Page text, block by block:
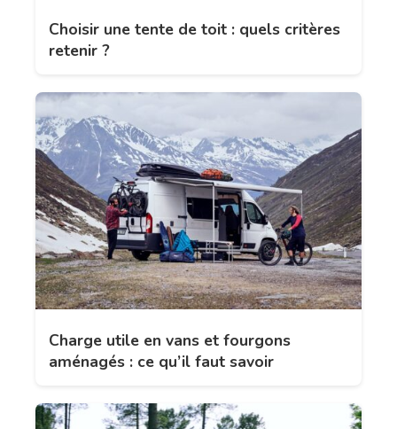
Choisir une tente de toit : quels critères
retenir ?
Charge utile en vans et fourgons
aménagés : ce qu’il faut savoir